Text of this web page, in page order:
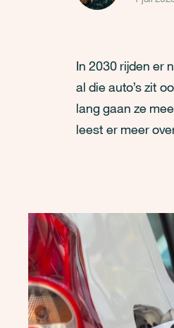
In 2030 rijden er
al die auto’s zit
lang gaan ze
leest er meer